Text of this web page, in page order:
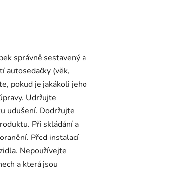
správně sestavený a
autosedačky (věk,
pokud je jakákoli jeho
Udržujte
udušení. Dodržujte
Při skládání a
Před instalací
Nepoužívejte
a která jsou